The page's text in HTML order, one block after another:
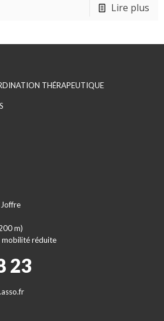
Lire plus
THÉRAPEUTIQUE
m)
mobilité réduite
23